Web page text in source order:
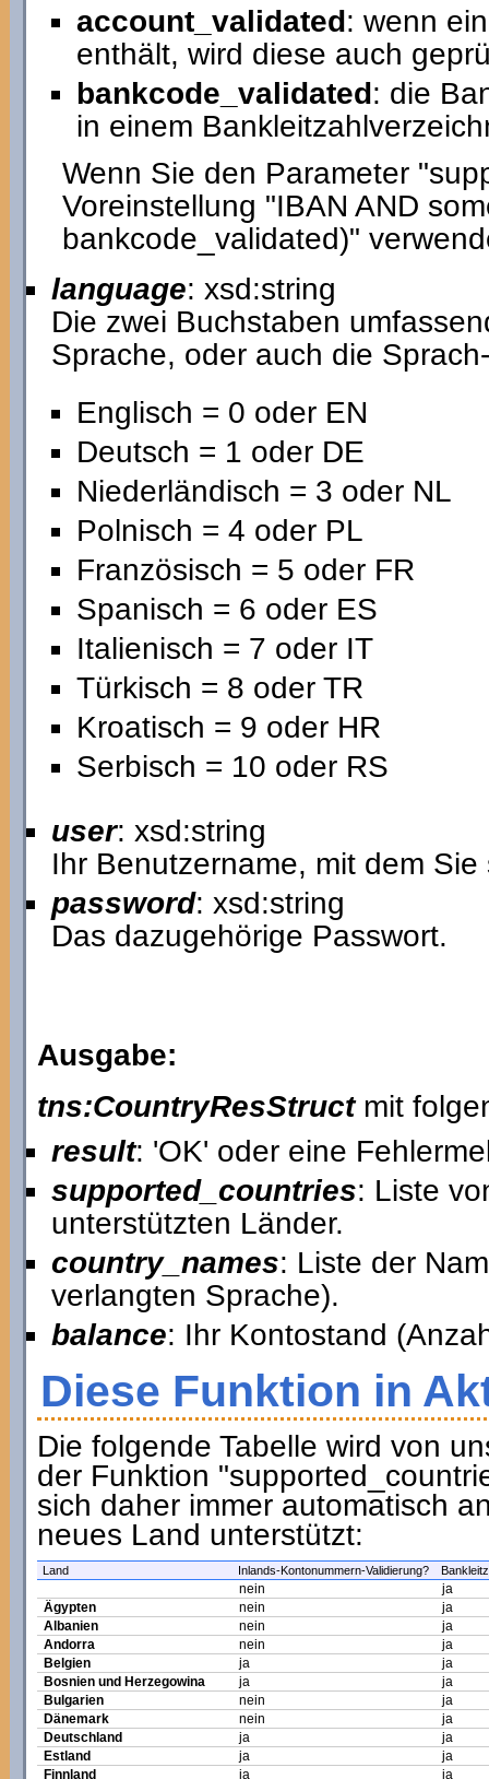
account_validated: wenn
enthält, wird diese auch
bankcode_validated: die
in einem
Wenn Sie den Parameter
Voreinstellung "IBAN AND
bankcode_validated)"
language: xsd:string
Die zwei Buchstaben
Sprache, oder auch die
Englisch = 0 oder EN
Deutsch = 1 oder DE
Niederländisch = 3 oder NL
Polnisch = 4 oder PL
Französisch = 5 oder FR
Spanisch = 6 oder ES
Italienisch = 7 oder IT
Türkisch = 8 oder TR
Kroatisch = 9 oder HR
Serbisch = 10 oder RS
user: xsd:string
Ihr Benutzername, mit dem
password: xsd:string
Das dazugehörige Passwort.
Ausgabe:
tns:CountryResStructmit
result: 'OK' oder eine
supported_countries: Liste
unterstützten Länder.
country_names: Liste der
verlangten Sprache).
balance: Ihr Kontostand
Diese Funktion in
Die folgende Tabelle wird von
der Funktion
sich daher immer automatisch
neues Land unterstützt:
Land Inlands-Kontonummern-Validierung?
nein
ja
Ägypten
nein
ja
Albanien
nein
ja
Andorra
nein
ja
Belgien
ja
ja
Bosnien und Herzegowina
ja
ja
Bulgarien
nein
ja
Dänemark
nein
ja
Deutschland
ja
ja
Estland
ja
ja
Finnland
ja ja